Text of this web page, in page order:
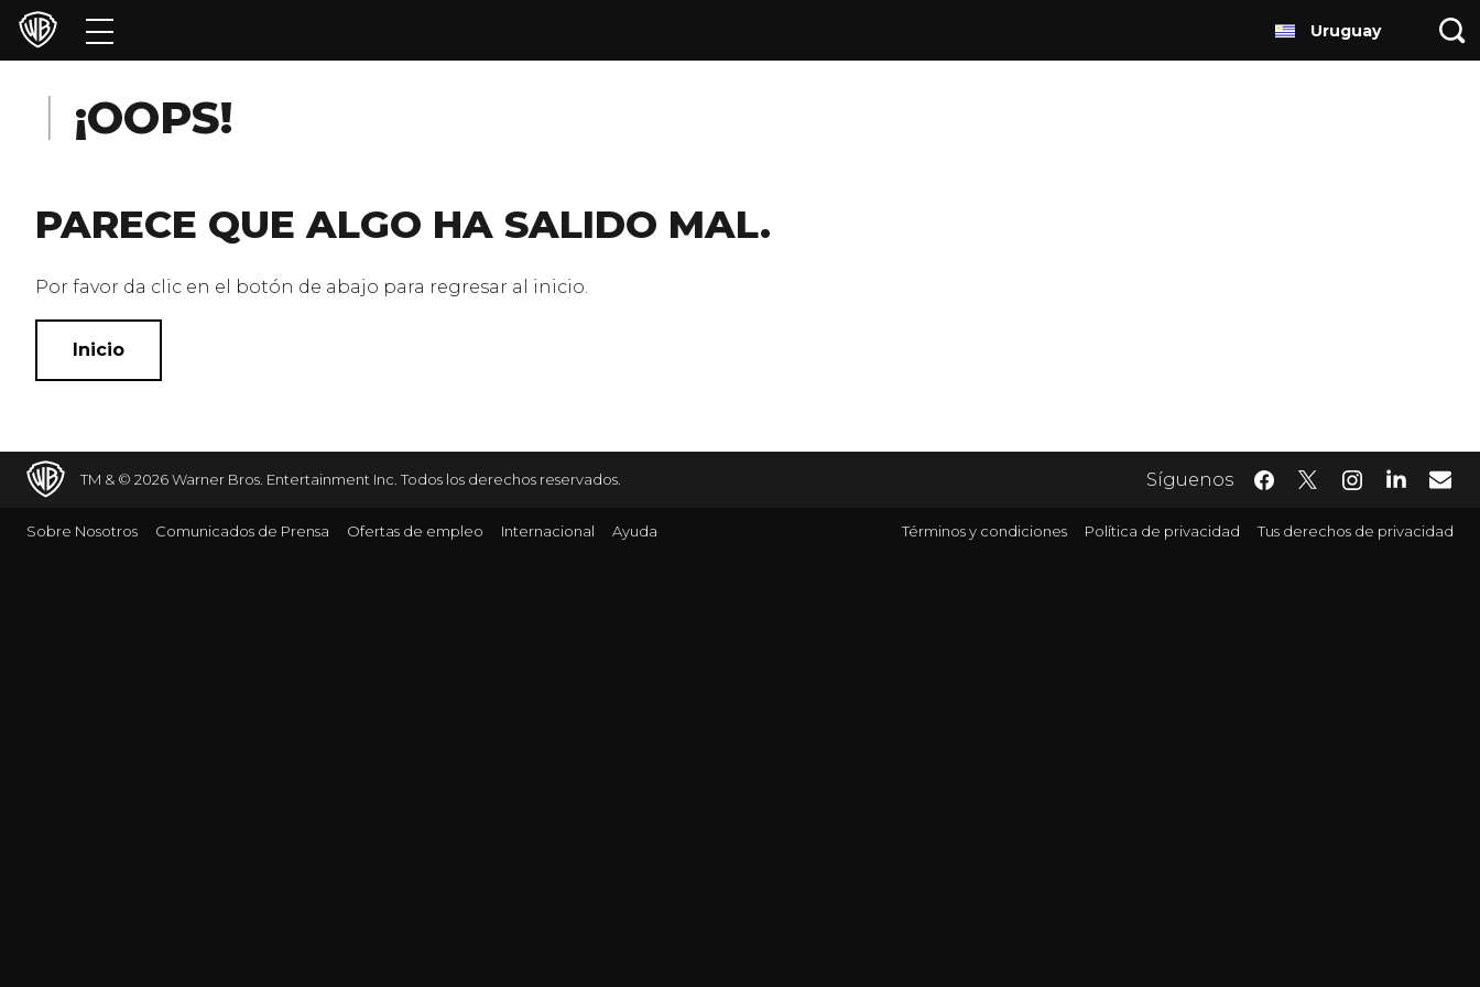
Películas
Franquicias
Colecciones
Noticias
Uruguay
¡OOPS!
PARECE QUE ALGO HA SALIDO MAL.
Por favor da clic en el botón de abajo para regresar al inicio.
Inicio
TM & © 2026 Warner Bros. Entertainment Inc. Todos los derechos reservados. Síguenos
Sobre Nosotros Comunicados de Prensa Ofertas de empleo Internacional Ayuda Términos y condiciones Política de privacidad Tus derechos de privacidad